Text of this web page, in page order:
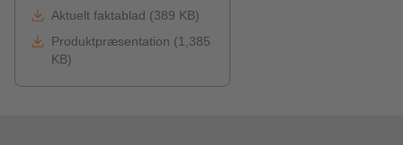
Aktuelt faktablad (389 KB)
Produktpræsentation (1,385
KB)